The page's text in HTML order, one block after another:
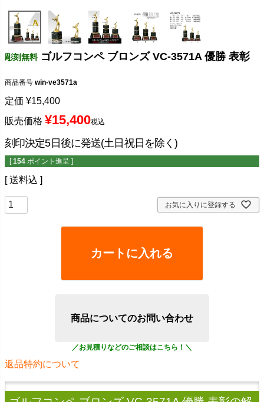
彫刻無料 ゴルフコンペ ブロンズ VC-3571A 優勝 表彰
商品番号 win-ve3571a
定価 ¥15,400
販売価格 ¥15,400税込
刻印決定5日後に発送(土日祝日を除く)
[ 154 ポイント進呈 ]
送料込
お気に入りに登録する
カートに入れる
商品についてのお問い合わせ
返品特約について